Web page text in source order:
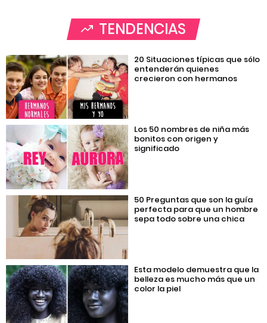
TENDENCIAS
20 Situaciones típicas que sólo
entenderán quienes
crecieron con hermanos
Los 50 nombres de niña más
bonitos con origen y
significado
50 Preguntas que son la guía
perfecta para que un hombre
sepa todo sobre una chica
Esta modelo demuestra que la
belleza es mucho más que un
color la piel